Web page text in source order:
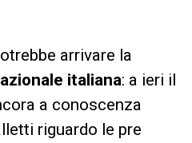
arrivare la
italiana: a ieri il
a conoscenza
riguardo le pre